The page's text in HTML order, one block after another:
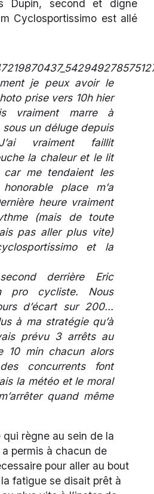
Dupin, second et digne
Cyclosportissimo est allé
je peux avoir le
prise vers 10h hier
vraiment marre à
un déluge depuis
vraiment faillit
la chaleur et le lit
me tendaient les
place m’a
heure vraiment
(mais de toute
pas aller plus vite)
et la
derrière Eric
pro cycliste. Nous
d’écart sur 200…
à ma stratégie qu’à
prévu 3 arrêts au
10 min chacun alors
concurrents font
la météo et le moral
quand même
qui règne au sein de la
permis à chacun de
pour aller au bout
fatigue se disait prêt à